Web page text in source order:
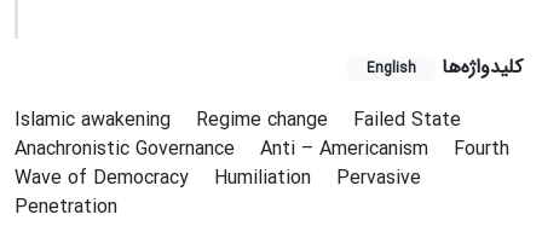
کلیدواژه‌ها English
Islamic awakening Regime change
Failed State
Anachronistic Governance
Anti – Americanism
Fourth
Wave of Democracy
Humiliation
Pervasive
Penetration